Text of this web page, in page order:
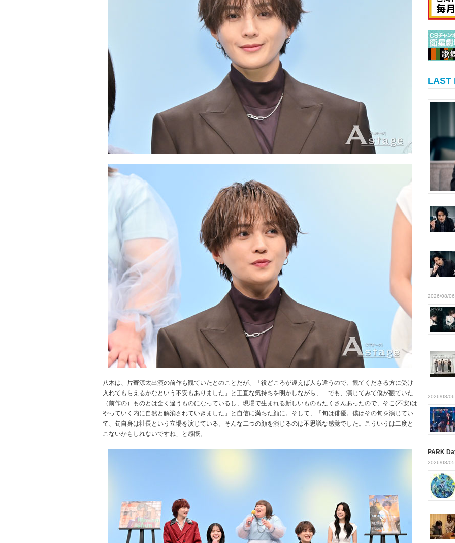
八木は、片寄涼太出演の前作も観ていたとのことだが、「役どころが違えば人も違うので、観てくださる方に受け
入れてもらえるかなという不安もありました」と正直な気持ちを明かしながら、「でも、演じてみて僕が観ていた
（前作の）ものとは全く違うものになっているし、現場で生まれる新しいものもたくさんあったので、そこ(不安)は
やっていく内に自然と解消されていきました」と自信に満ちた顔に。そして、「旬は俳優。僕はその旬を演じてい
て、旬自身は社長という立場を演じている。そんな二つの顔を演じるのは不思議な感覚でした。こういうは二度と
こないかもしれないですね」と感慨。
LAST
2026/08/06
2026/08/06
PARK
2026/08/05